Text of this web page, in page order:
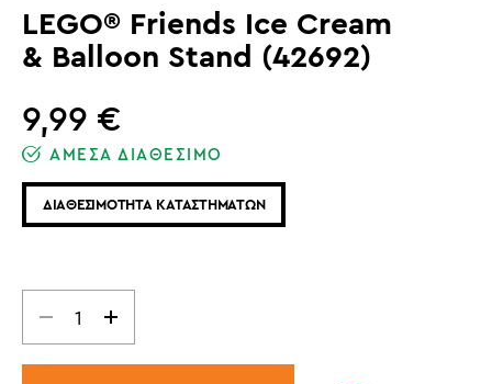
LEGO® Friends Ice Cream
& Balloon Stand (42692)
9,99 €
ΑΜΕΣΑ ΔΙΑΘΕΣΙΜΟ
ΔΙΑΘΕΣΙΜΟΤΗΤΑ ΚΑΤΑΣΤΗΜΑΤΩΝ